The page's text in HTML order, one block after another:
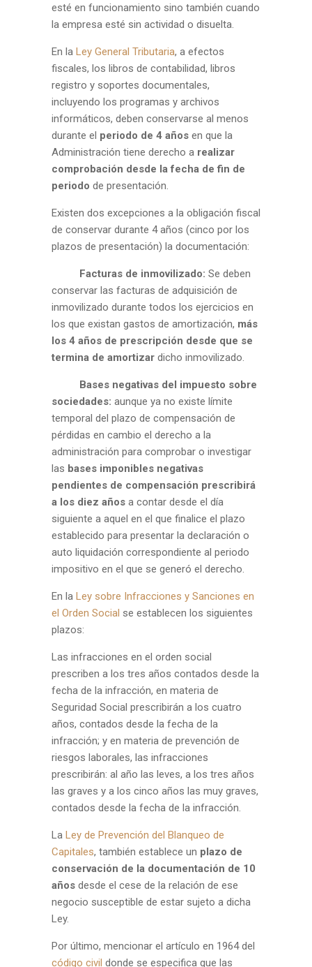
esté en funcionamiento sino también cuando
la empresa esté sin actividad o disuelta.
En la Ley General Tributaria, a efectos
fiscales, los libros de contabilidad, libros
registro y soportes documentales,
incluyendo los programas y archivos
informáticos, deben conservarse al menos
durante el periodo de 4 años en que la
Administración tiene derecho a realizar
comprobación desde la fecha de fin de
periodo de presentación.
Existen dos excepciones a la obligación fiscal
de conservar durante 4 años (cinco por los
plazos de presentación) la documentación:
Facturas de inmovilizado: Se deben
conservar las facturas de adquisición de
inmovilizado durante todos los ejercicios en
los que existan gastos de amortización, más
los 4 años de prescripción desde que se
termina de amortizar dicho inmovilizado.
Bases negativas del impuesto sobre
sociedades: aunque ya no existe límite
temporal del plazo de compensación de
pérdidas en cambio el derecho a la
administración para comprobar o investigar
las bases imponibles negativas
pendientes de compensación prescribirá
a los diez años a contar desde el día
siguiente a aquel en el que finalice el plazo
establecido para presentar la declaración o
auto liquidación correspondiente al periodo
impositivo en el que se generó el derecho.
En la Ley sobre Infracciones y Sanciones en
el Orden Social se establecen los siguientes
plazos:
Las infracciones en el orden social
prescriben a los tres años contados desde la
fecha de la infracción, en materia de
Seguridad Social prescribirán a los cuatro
años, contados desde la fecha de la
infracción; y en materia de prevención de
riesgos laborales, las infracciones
prescribirán: al año las leves, a los tres años
las graves y a los cinco años las muy graves,
contados desde la fecha de la infracción.
La Ley de Prevención del Blanqueo de
Capitales, también establece un plazo de
conservación de la documentación de 10
años desde el cese de la relación de ese
negocio susceptible de estar sujeto a dicha
Ley.
Por último, mencionar el artículo en 1964 del
código civil donde se especifica que las